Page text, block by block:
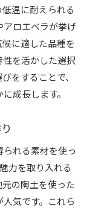
温に耐えられる
アロエベラが挙げ
に適した品種を
を活かした選択
をすることで、
成長します。
れる素材を使っ
力を取り入れる
の陶土を使った
気です。これら